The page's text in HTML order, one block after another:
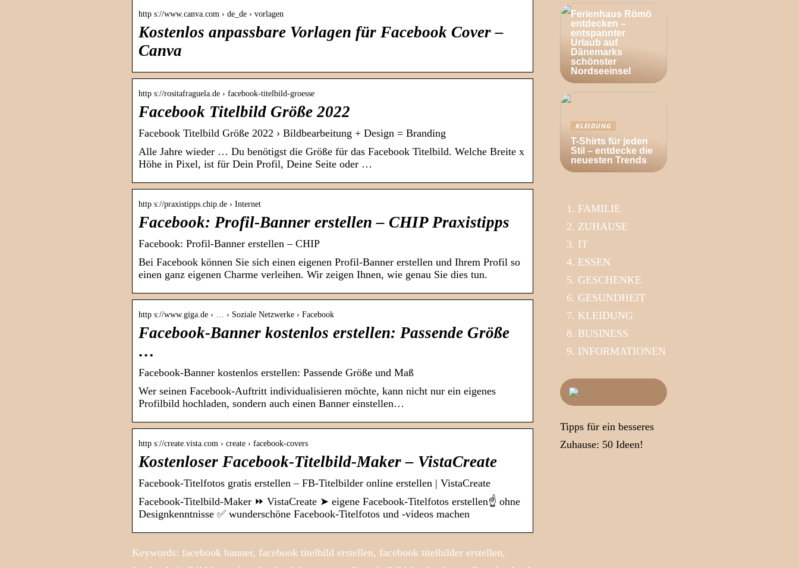
http s://www.canva.com › de_de › vorlagen
Kostenlos anpassbare Vorlagen für Facebook Cover –
Canva
http s://rositafraguela.de › facebook-titelbild-groesse
Facebook Titelbild Größe 2022
Facebook Titelbild Größe 2022 › Bildbearbeitung + Design = Branding
Alle Jahre wieder … Du benötigst die Größe für das Facebook Titelbild. Welche Breite x
Höhe in Pixel, ist für Dein Profil, Deine Seite oder …
http s://praxistipps.chip.de › Internet
Facebook: Profil-Banner erstellen – CHIP Praxistipps
Facebook: Profil-Banner erstellen – CHIP
Bei Facebook können Sie sich einen eigenen Profil-Banner erstellen und Ihrem Profil so
einen ganz eigenen Charme verleihen. Wir zeigen Ihnen, wie genau Sie dies tun.
http s://www.giga.de › … › Soziale Netzwerke › Facebook
Facebook-Banner kostenlos erstellen: Passende Größe
…
Facebook-Banner kostenlos erstellen: Passende Größe und Maß
Wer seinen Facebook-Auftritt individualisieren möchte, kann nicht nur ein eigenes
Profilbild hochladen, sondern auch einen Banner einstellen…
http s://create.vista.com › create › facebook-covers
Kostenloser Facebook-Titelbild-Maker – VistaCreate
Facebook-Titelfotos gratis erstellen – FB-Titelbilder online erstellen | VistaCreate
Facebook-Titelbild-Maker ⏩ VistaCreate ➤ eigene Facebook-Titelfotos erstellen☝ ohne
Designkenntnisse ✅ wunderschöne Facebook-Titelfotos und -videos machen
Keywords: facebook banner, facebook titelbild erstellen, facebook titelbilder erstellen,
Ferienhaus Römö
entdecken –
entspannter
Urlaub auf
Dänemarks
schönster
Nordseeinsel
KLEIDUNG
T-Shirts für jeden
Stil – entdecke die
neuesten Trends
FAMILIE
ZUHAUSE
IT
ESSEN
GESCHENKE
GESUNDHEIT
KLEIDUNG
BUSINESS
INFORMATIONEN
Tipps für ein besseres
Zuhause: 50 Ideen!